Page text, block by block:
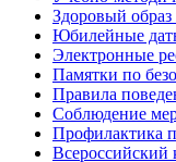
Здоровый
Юбилейные
Электронные
Памятки по
Правила
Соблюдение
Профилактика